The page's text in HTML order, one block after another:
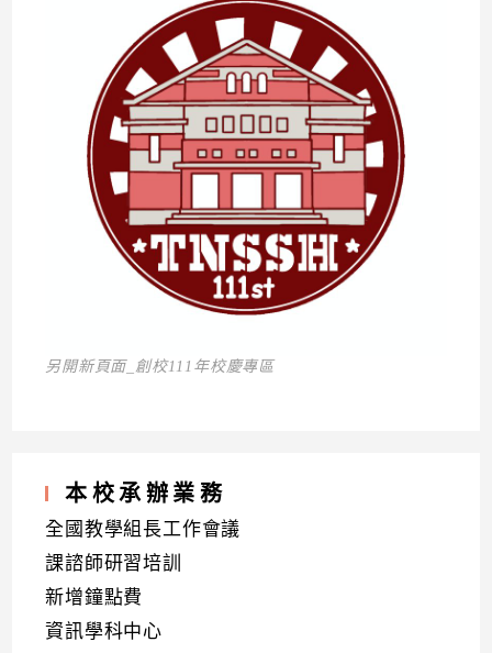
另開新頁面_創校111年校慶專區
本校承辦業務
全國教學組長工作會議
課諮師研習培訓
新增鐘點費
資訊學科中心